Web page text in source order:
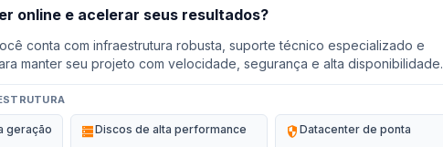
online e acelerar seus resultados?
conta com infraestrutura robusta, suporte técnico especializado e
manter seu projeto com velocidade, segurança e alta disponibilidade.
geração storageDiscos de alta performance security Datacenter de ponta